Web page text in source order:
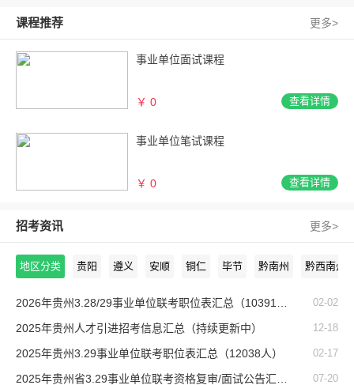
课程推荐 更多>
事业单位面试课程
￥ 0 查看详情
事业单位笔试课程
￥ 0 查看详情
招考资讯 更多>
地区分类 贵阳 遵义 安顺 铜仁 毕节 黔南州 黔西南州
02-02
2025年贵州人才引进招考信息汇总（持续更新中） 12-18
2025年贵州3.29事业单位联考职位表汇总（12038人） 02-17
07-20